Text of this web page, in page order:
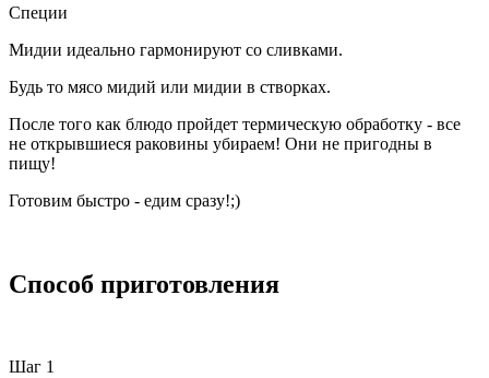
Специи
Мидии идеально гармонируют со сливками.
Будь то мясо мидий или мидии в створках.
После того как блюдо пройдет термическую обработку - все
не открывшиеся раковины убираем! Они не пригодны в
пищу!
Готовим быстро - едим сразу!;)
Способ приготовления
Шаг 1